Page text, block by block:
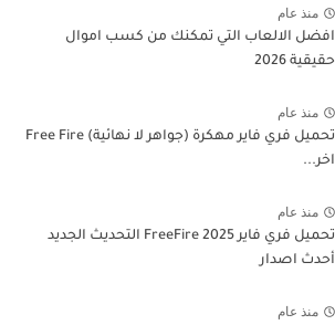
منذ عام
افضل الالعاب التي تمكنك من كسب اموال
حقيقية 2026
منذ عام
تحميل فري فاير مهكرة (جواهر لا نهائية) Free Fire
اخر...
منذ عام
تحميل فري فاير 2025 FreeFire التحديث الجديد
أحدث اصدار
منذ عام